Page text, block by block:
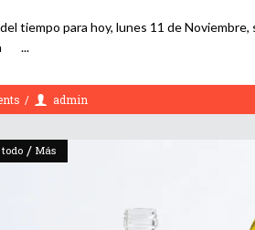
tiempo para hoy, lunes 11 de
admin
todo / Más